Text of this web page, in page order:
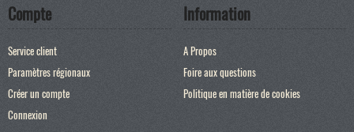
Compte
Service client
Paramètres régionaux
Créer un compte
Connexion
Information
A Propos
Foire aux questions
Politique en matière de cookies